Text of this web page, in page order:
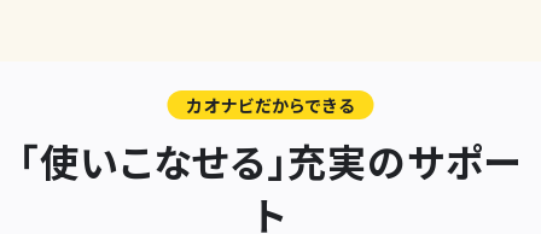
カオナビだからできる
「使いこなせる」充実のサポー
ト